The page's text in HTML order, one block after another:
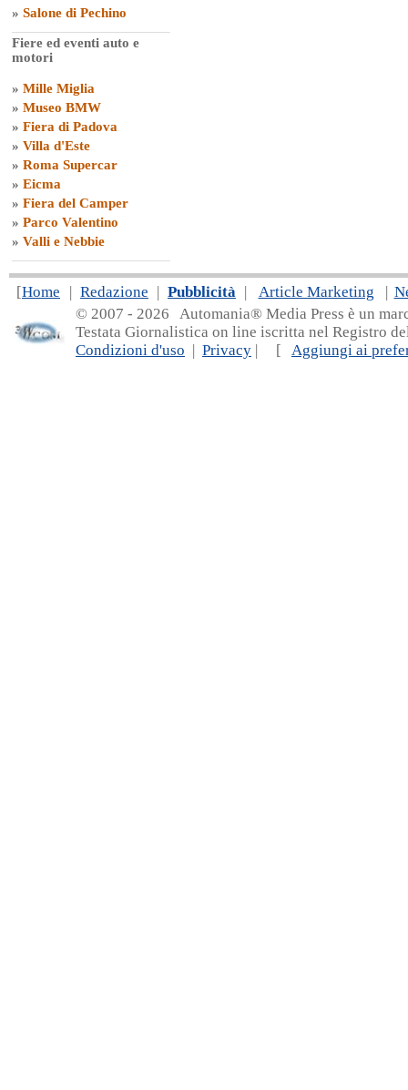
» Salone di Pechino
Fiere ed eventi auto e
motori
» Mille Miglia
» Museo BMW
» Fiera di Padova
» Villa d'Este
» Roma Supercar
» Eicma
» Fiera del Camper
» Parco Valentino
» Valli e Nebbie
[Home | Redazione | Pubblicità | Article Marketing |
© 2007 - 2026 Automania® Media Press è un
Testata Giornalistica on line iscritta nel Registro
Condizioni d'uso | Privacy | [ Aggiungi ai